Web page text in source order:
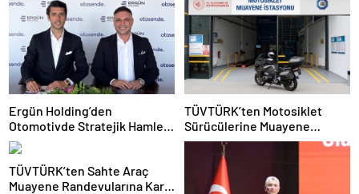
74’ünü Karşıladı
Ergün Holding’den
Otomotivde Stratejik Hamle:
Otosende’yi Bünyesine Kattı
TÜVTÜRK’ten Motosiklet
Sürücülerine Muayene
Uyarısı: Güvenli Sürüş İçin
Teknik Kontrolleri İhmal
Etmeyin
TÜVTÜRK’ten Sahte Araç
Muayene Randevularına Karşı